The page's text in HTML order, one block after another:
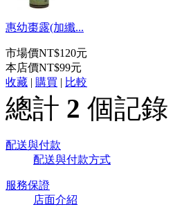
惠幼棗露(加纖...
市場價NT$120元
本店價NT$99元
收藏 | 購買 | 比較
總計 2 個記錄
配送與付款
配送與付款方式
服務保證
店面介紹